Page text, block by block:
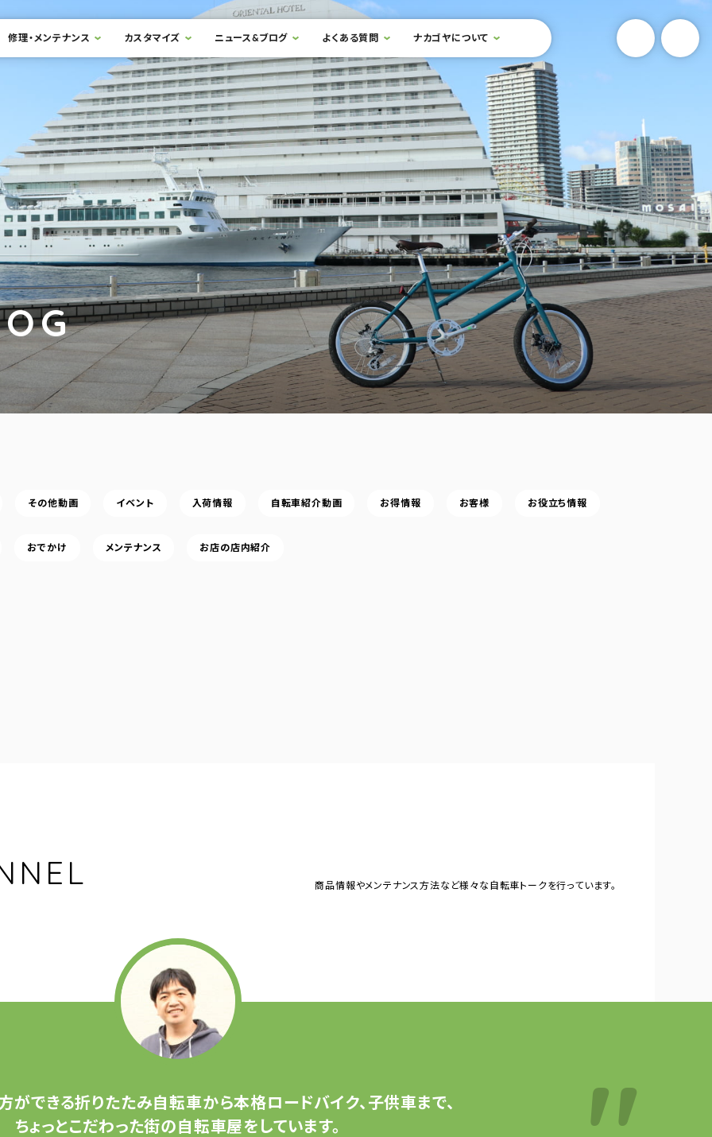
修理・メンテナンス カスタマイズ ニュース&ブログ よくある質問 ナカゴヤについて 検索フォームを開閉する YouTube
その他動画 イベント 入荷情報 自転車紹介動画 お得情報 お客様 お役立ち情報
おでかけ メンテナンス お店の店内紹介
商品情報やメンテナンス方法など様々な自転車トークを行っています。
ができる折りたたみ自転車から本格ロードバイク、子供車まで、
ちょっとこだわった街の自転車屋をしています。